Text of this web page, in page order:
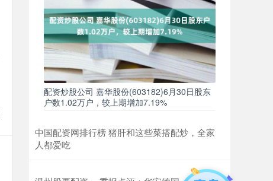
配资炒股公司 嘉华股份(603182)6月30日股东
户数1.02万户，较上期增加7.19%
中国配资网排行榜 猪肝和这些菜搭配炒，全家
人都爱吃